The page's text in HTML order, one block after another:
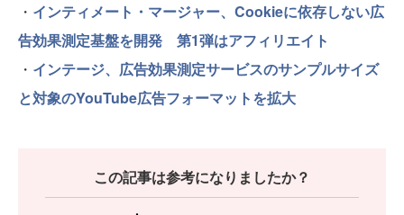
・ インティメート・マージャー、Cookieに依存しない広
告効果測定基盤を開発 第1弾はアフィリエイト
・ インテージ、広告効果測定サービスのサンプルサイズ
と対象のYouTube広告フォーマットを拡大
この記事は参考になりましたか？